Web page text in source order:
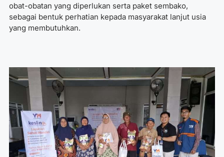
obat-obatan yang diperlukan serta paket sembako,
sebagai bentuk perhatian kepada masyarakat lanjut usia
yang membutuhkan.